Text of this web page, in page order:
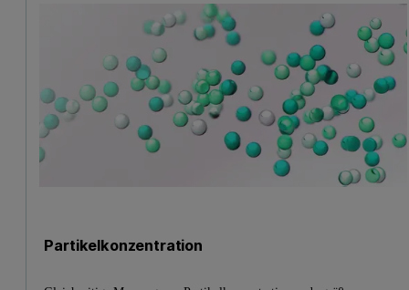
Partikelkonzentration